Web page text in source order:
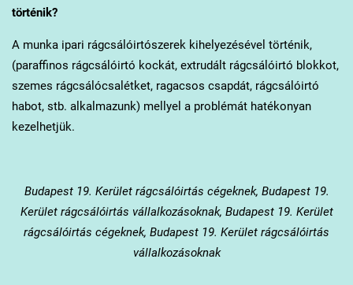
történik?
A munka ipari rágcsálóirtószerek kihelyezésével történik,
(paraffinos rágcsálóirtó kockát, extrudált rágcsálóirtó blokkot,
szemes rágcsálócsalétket, ragacsos csapdát, rágcsálóirtó
habot, stb. alkalmazunk) mellyel a problémát hatékonyan
kezelhetjük.
Budapest 19. Kerületrágcsálóirtás cégeknek, Budapest 19.
Kerület rágcsálóirtás vállalkozásoknak, Budapest 19. Kerület
rágcsálóirtás cégeknek, Budapest 19. Kerület rágcsálóirtás
vállalkozásoknak